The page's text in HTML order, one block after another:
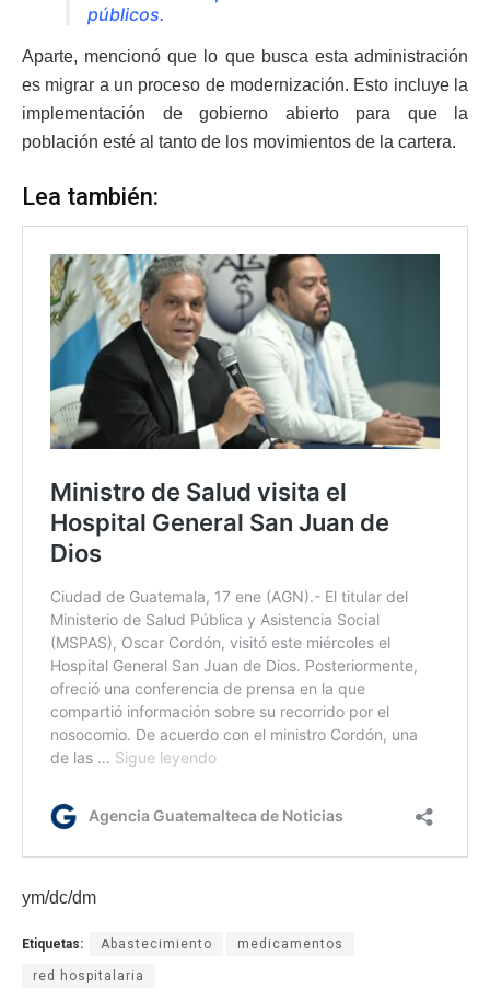
públicos.
Aparte, mencionó que lo que busca esta administración
es migrar a un proceso de modernización. Esto incluye la
implementación de gobierno abierto para que la
población esté al tanto de los movimientos de la cartera.
Lea también:
ym/dc/dm
Etiquetas: Abastecimiento medicamentos
red hospitalaria